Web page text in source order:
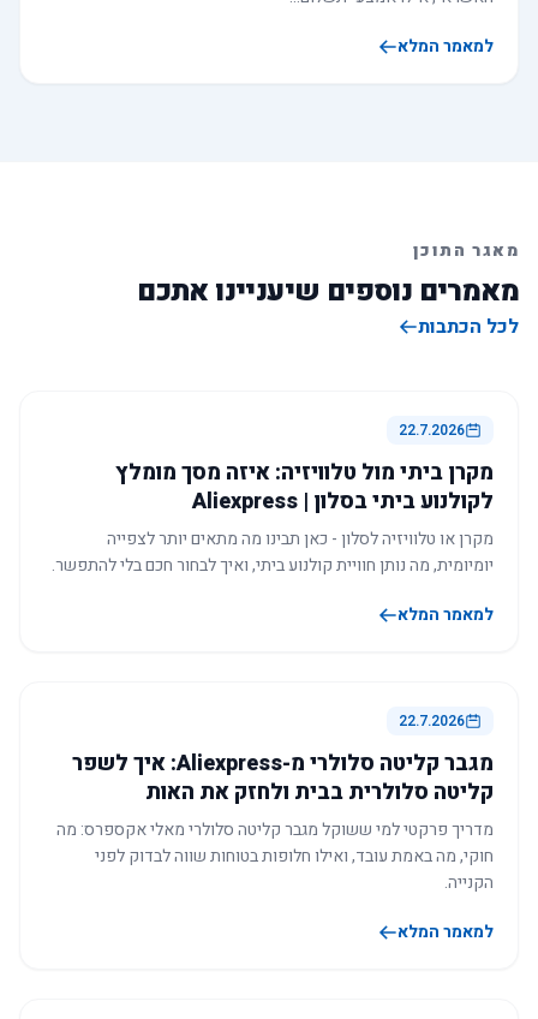
למאמר המלא
מאגר התוכן
מאמרים נוספים שיעניינו אתכם
לכל הכתבות
22.7.2026
מקרן ביתי מול טלוויזיה: איזה מסך מומלץ
לקולנוע ביתי בסלון | Aliexpress
מקרן או טלוויזיה לסלון - כאן תבינו מה מתאים יותר לצפייה
יומיומית, מה נותן חוויית קולנוע ביתי, ואיך לבחור חכם בלי להתפשר.
למאמר המלא
22.7.2026
מגבר קליטה סלולרי מ-Aliexpress: איך לשפר
קליטה סלולרית בבית ולחזק את האות
מדריך פרקטי למי ששוקל מגבר קליטה סלולרי מאלי אקספרס: מה
חוקי, מה באמת עובד, ואילו חלופות בטוחות שווה לבדוק לפני
הקנייה.
למאמר המלא